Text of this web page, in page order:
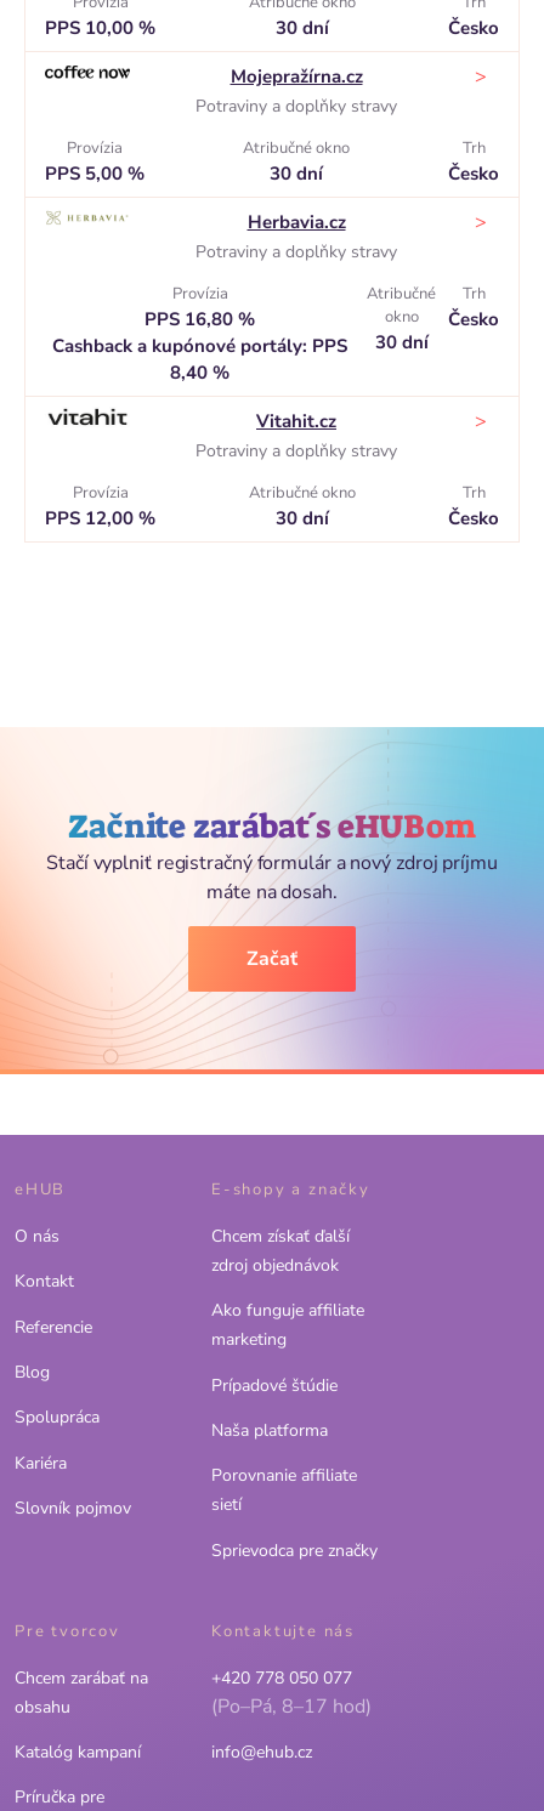
PPS 10,00 % 30 dní
Česko
Mojepražírna.cz
Potraviny a doplňky stravy
>
Provízia
PPS 5,00 %
Atribučné okno
30 dní
Trh
Česko
Herbavia.cz
Potraviny a doplňky stravy
>
Provízia
PPS 16,80 %
Cashback a kupónové portály: PPS
8,40 %
Atribučné
okno
30 dní
Trh
Česko
Vitahit.cz
Potraviny a doplňky stravy
>
Provízia
PPS 12,00 %
Atribučné okno
30 dní
Trh
Česko
Začnite zarábať s eHUBom
Stačí vyplniť registračný formulár a nový zdroj príjmu
máte na dosah.
Začať
eHUB
O nás
Kontakt
Referencie
Blog
Spolupráca
Kariéra
Slovník pojmov
E-shopy a značky
Chcem získať ďalší
zdroj objednávok
Ako funguje affiliate
marketing
Prípadové štúdie
Naša platforma
Porovnanie affiliate
sietí
Sprievodca pre značky
Pre tvorcov
Chcem zarábať na
obsahu
Katalóg kampaní
Príručka pre
Kontaktujte nás
+420 778 050 077
(Po–Pá, 8–17 hod)
info@ehub.cz